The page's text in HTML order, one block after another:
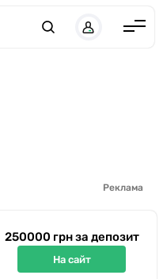
ЛЧ
ЛЕ
Реклама
250000 грн за депозит
На сайт